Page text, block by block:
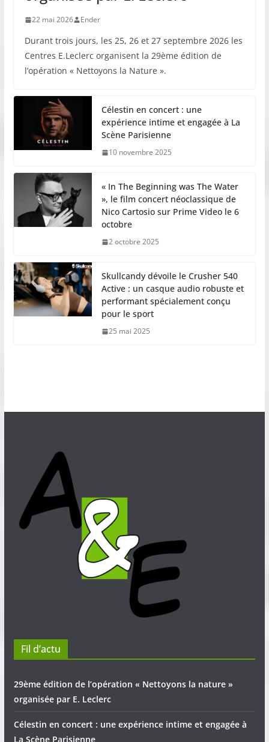
22 mai 2026 Ender
Durant trois jours, les 25, 26 et 27 septembre 2026 les
Centres E.Leclerc organisent la 29ème édition de
l’opération « Nettoyons la Nature ».
Célestin en concert : une
expérience intime et engagée à La
Scène Parisienne
10 novembre 2025
« In The Beginning was The Water
», le film concert néoclassique de
Nico Cartosio sur Prime Video le 6
octobre
2 octobre 2025
Skullcandy dévoile le Crusher 540
Active : un casque audio robuste et
performant spécialement conçu
pour le sport
25 mai 2025
Fil d’actu
29ème édition de l’opération « Nettoyons la nature »
organisée par E. Leclerc
Célestin en concert : une expérience intime et engagée à
La Scène Parisienne